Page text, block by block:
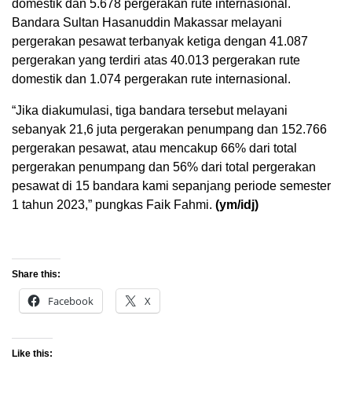
domestik dan 5.678 pergerakan rute internasional.
Bandara Sultan Hasanuddin Makassar melayani
pergerakan pesawat terbanyak ketiga dengan 41.087
pergerakan yang terdiri atas 40.013 pergerakan rute
domestik dan 1.074 pergerakan rute internasional.
“Jika diakumulasi, tiga bandara tersebut melayani
sebanyak 21,6 juta pergerakan penumpang dan 152.766
pergerakan pesawat, atau mencakup 66% dari total
pergerakan penumpang dan 56% dari total pergerakan
pesawat di 15 bandara kami sepanjang periode semester
1 tahun 2023,” pungkas Faik Fahmi. (ym/idj)
Share this:
Facebook X
Like this: